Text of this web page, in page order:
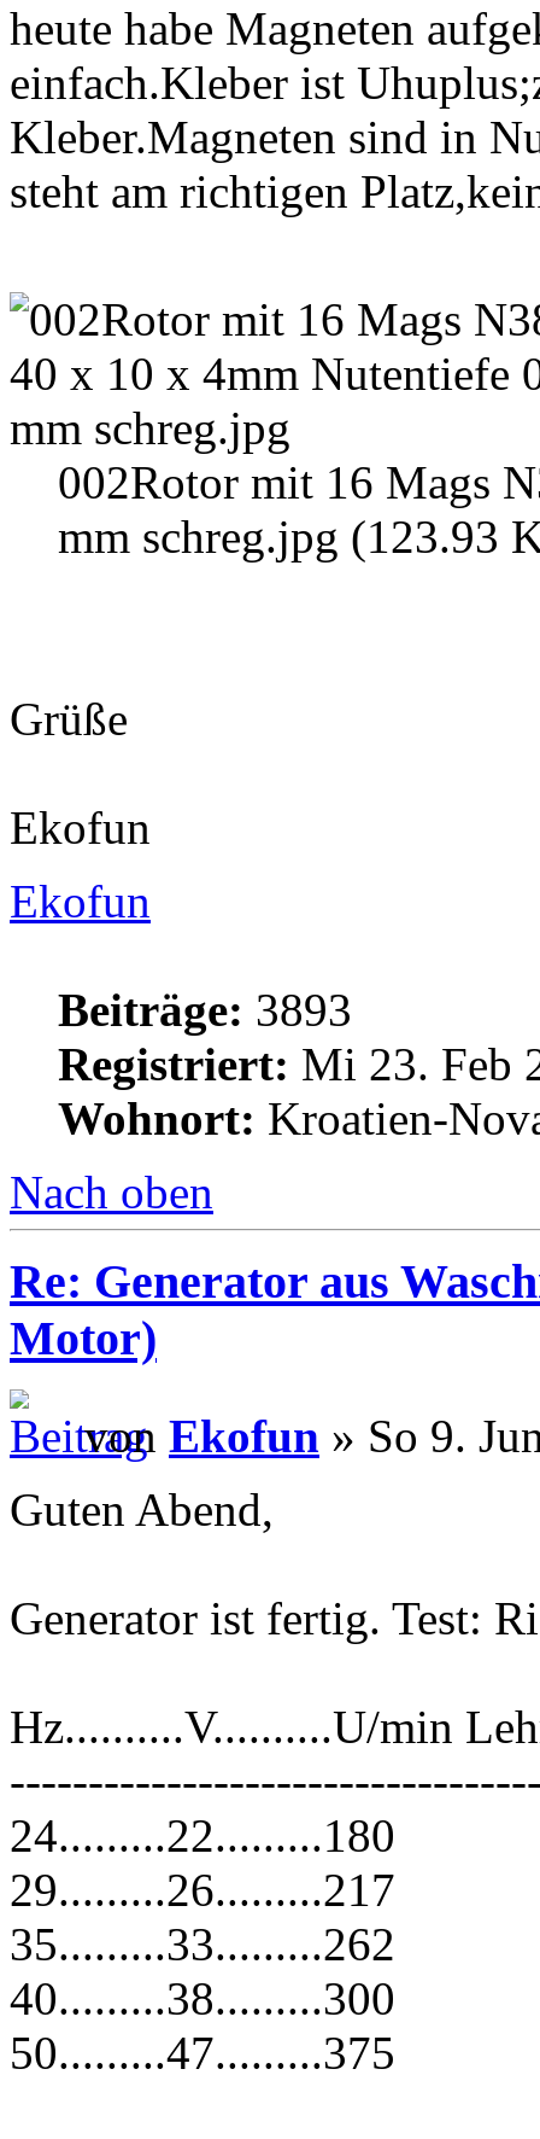
heute habe Magneten
einfach.Kleber ist
Kleber.Magneten sind in
steht am richtigen
002Rotor mit 16 Mags
mm schreg.jpg (123.93
Grüße
Ekofun
Ekofun
Beiträge: 3893
Registriert: Mi 23. Feb
Wohnort: Kroatien-
Nach oben
Re: Generator aus
Motor)
von Ekofun » So 9.
Guten Abend,
Generator ist fertig. Test:
Hz..........V..........U/min
24.........22.........180
29.........26.........217
35.........33.........262
40.........38.........300
50.........47.........375